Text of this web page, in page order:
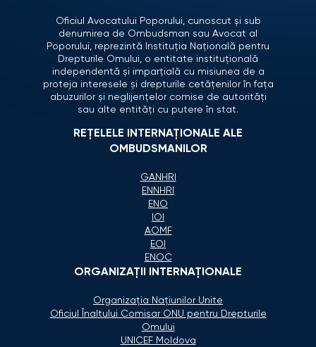
Oficiul Avocatului Poporului, cunoscut și sub
denumirea de Ombudsman sau Avocat al
Poporului, reprezintă Instituția Națională pentru
Drepturile Omului, o entitate instituțională
independentă și imparțială cu misiunea de a
proteja interesele și drepturile cetățenilor în fața
abuzurilor și neglijențelor comise de autorități
sau alte entități cu putere în stat.
REȚELELE INTERNAȚIONALE ALE
OMBUDSMANILOR
GANHRI
ENNHRI
ENO
IOI
AOMF
EOI
ENOC
ORGANIZAŢII INTERNAŢIONALE
Organizaţia Naţiunilor Unite
Oficiul Înaltului Comisar ONU pentru Drepturile
Omului
UNICEF Moldova